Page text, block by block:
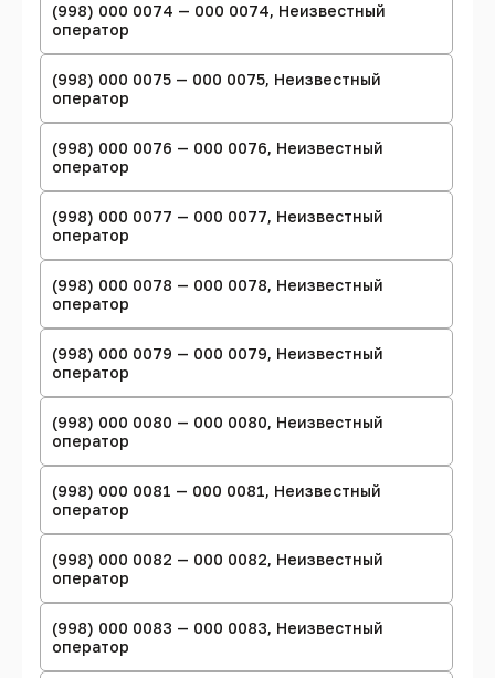
(998) 000 0074 — 000 0074, Неизвестный
оператор
(998) 000 0075 — 000 0075, Неизвестный
оператор
(998) 000 0076 — 000 0076, Неизвестный
оператор
(998) 000 0077 — 000 0077, Неизвестный
оператор
(998) 000 0078 — 000 0078, Неизвестный
оператор
(998) 000 0079 — 000 0079, Неизвестный
оператор
(998) 000 0080 — 000 0080, Неизвестный
оператор
(998) 000 0081 — 000 0081, Неизвестный
оператор
(998) 000 0082 — 000 0082, Неизвестный
оператор
(998) 000 0083 — 000 0083, Неизвестный
оператор